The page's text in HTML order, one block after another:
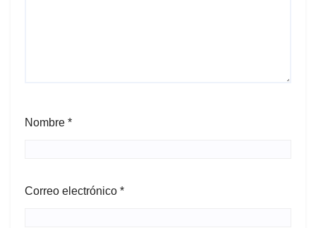
Nombre *
Correo electrónico *